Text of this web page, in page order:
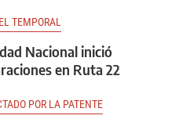
TEMPORAL
Nacional inició
en Ruta 22
POR LA PATENTE